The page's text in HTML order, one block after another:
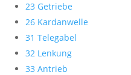
23 Getriebe
26 Kardanwelle
31 Telegabel
32 Lenkung
33 Antrieb